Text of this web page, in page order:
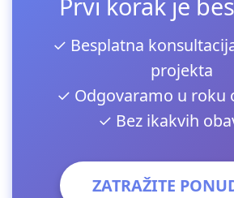
✓ Besplatna
projekta
✓ Odgovaramo u roku
✓ Bez ikakvih
ZATRAŽITE